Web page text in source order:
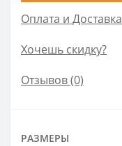
Оплата и Доставка
Хочешь скидку?
Отзывов (0)
РАЗМЕРЫ